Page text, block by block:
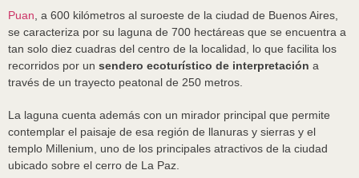
Puan , a 600 kilómetros al suroeste de la ciudad de Buenos Aires,
se caracteriza por su laguna de 700 hectáreas que se encuentra a
tan solo diez cuadras del centro de la localidad, lo que facilita los
recorridos por un sendero ecoturístico de interpretación a
través de un trayecto peatonal de 250 metros.
La laguna cuenta además con un mirador principal que permite
contemplar el paisaje de esa región de llanuras y sierras y el
templo Millenium, uno de los principales atractivos de la ciudad
ubicado sobre el cerro de La Paz.